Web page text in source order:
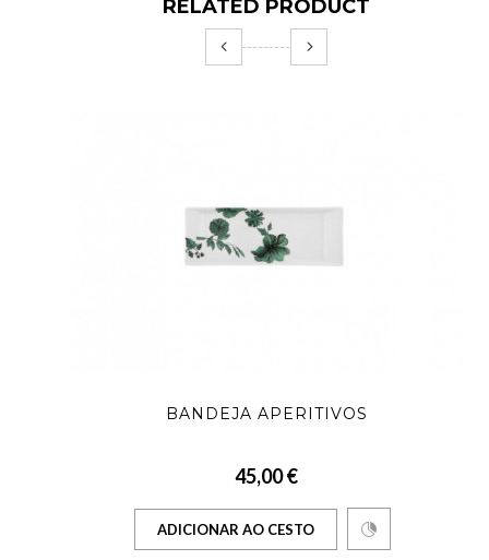
RELATED PRODUCT
BANDEJA APERITIVOS
45,00 €
ADICIONAR AO CESTO